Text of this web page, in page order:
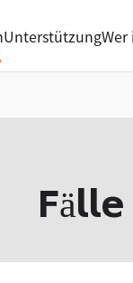
UnterstützungWer
Fälle